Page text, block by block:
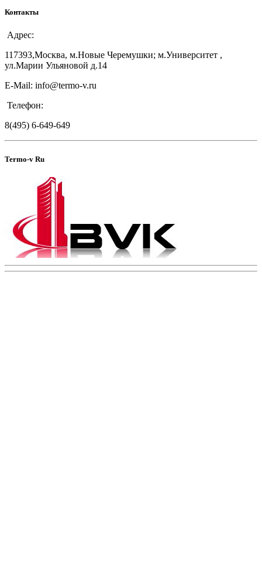
Контакты
Адрес:
117393,Москва, м.Новые Черемушки; м.Университет ,
ул.Марии Ульяновой д.14
E-Mail: info@termo-v.ru
Телефон:
8(495) 6-649-649
Termo-v Ru